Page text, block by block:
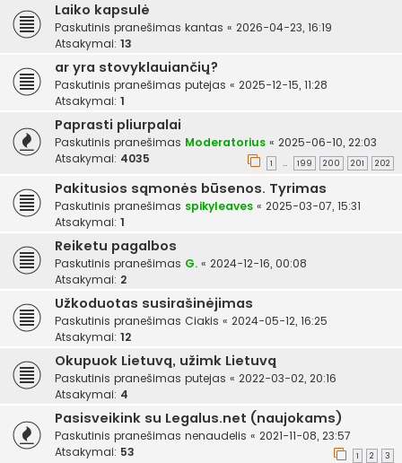
Laiko kapsulė
Paskutinis pranešimas kantas « 2026-04-23, 16:19
Atsakymai: 13
ar yra stovyklauiančių?
Paskutinis pranešimas putejas « 2025-12-15, 11:28
Atsakymai: 1
Paprasti pliurpalai
Paskutinis pranešimas Moderatorius « 2025-06-10, 22:03
Atsakymai: 4035 1 … 199 200 201 202
Pakitusios sąmonės būsenos. Tyrimas
Paskutinis pranešimas spikyleaves « 2025-03-07, 15:31
Atsakymai: 1
Reiketu pagalbos
Paskutinis pranešimas G. « 2024-12-16, 00:08
Atsakymai: 2
Užkoduotas susirašinėjimas
Paskutinis pranešimas Ciakis « 2024-05-12, 16:25
Atsakymai: 12
Okupuok Lietuvą, užimk Lietuvą
Paskutinis pranešimas putejas « 2022-03-02, 20:16
Atsakymai: 4
Pasisveikink su Legalus.net (naujokams)
Paskutinis pranešimas nenaudelis « 2021-11-08, 23:57
Atsakymai: 53 1 2 3